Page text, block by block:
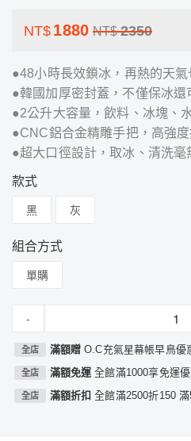
NT$ 1880 NT$2350
●48小時長效鎖冰，再熱的天
●韓國加厚密封蓋，不僅保冰還
●2公升大容量，飲料、冰塊、
●CNC鋁合金精雕手把，高強
●超大口徑設計，取冰、清洗毫
款式
黑 灰
組合方式
單購
-
全店 滿額贈O.C充氣星幕帳早鳥優
全店 滿額免運全館滿1000享免運
全店 滿額折扣全館滿2500折150